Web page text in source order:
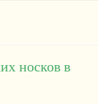
носков в